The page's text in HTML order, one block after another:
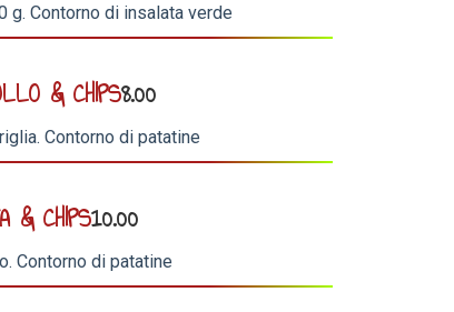
g. Contorno di insalata verde
& CHIPS8.00
Contorno di patatine
& CHIPS10.00
Contorno di patatine